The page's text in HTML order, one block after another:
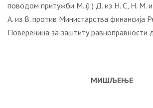
поводом притужби М. (Ј.) Д. из Н. С, Н. М.
А. из В. против Министарства финансија
Повереница за заштиту равноправности
МИШЉЕЊЕ